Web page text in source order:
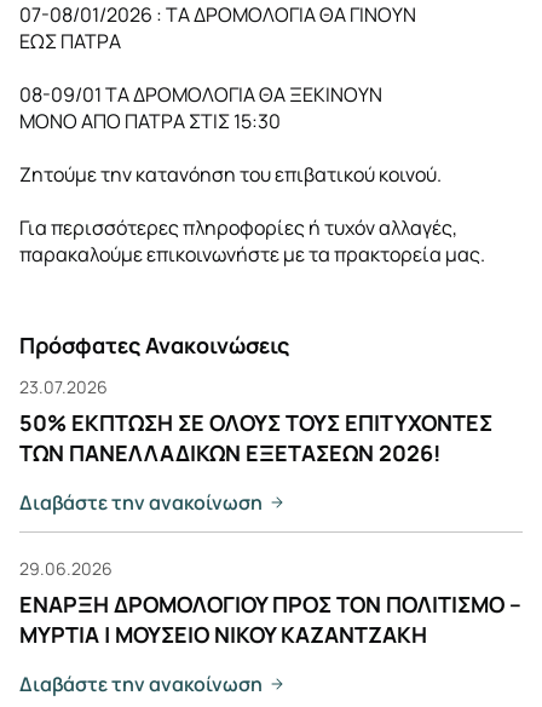
07-08/01/2026 : ΤΑ ΔΡΟΜΟΛΟΓΙΑ ΘΑ ΓΙΝΟΥΝ
ΕΩΣ ΠΑΤΡΑ
08-09/01 ΤΑ ΔΡΟΜΟΛΟΓΙΑ ΘΑ ΞΕΚΙΝΟΥΝ
ΜΟΝΟ ΑΠΟ ΠΑΤΡΑ ΣΤΙΣ 15:30
Ζητούμε την κατανόηση του επιβατικού κοινού.
Για περισσότερες πληροφορίες ή τυχόν αλλαγές,
παρακαλούμε επικοινωνήστε με τα πρακτορεία μας.
Πρόσφατες Ανακοινώσεις
23.07.2026
50% ΕΚΠΤΩΣΗ ΣΕ ΟΛΟΥΣ ΤΟΥΣ ΕΠΙΤΥΧΟΝΤΕΣ
ΤΩΝ ΠΑΝΕΛΛΑΔΙΚΩΝ ΕΞΕΤΑΣΕΩΝ 2026!
Διαβάστε την ανακοίνωση
29.06.2026
ΕΝΑΡΞΗ ΔΡΟΜΟΛΟΓΙΟΥ ΠΡΟΣ ΤΟΝ ΠΟΛΙΤΙΣΜΟ –
ΜΥΡΤΙΑ | ΜΟΥΣΕΙΟ ΝΙΚΟΥ ΚΑΖΑΝΤΖΑΚΗ
Διαβάστε την ανακοίνωση